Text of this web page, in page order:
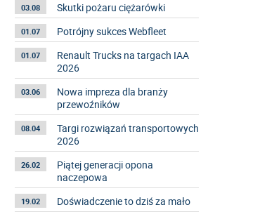
03.08 Skutki pożaru ciężarówki
01.07 Potrójny sukces Webfleet
01.07
Renault Trucks na targach IAA
2026
03.06
Nowa impreza dla branży
przewoźników
08.04
Targi rozwiązań transportowych
2026
26.02
Piątej generacji opona
naczepowa
19.02 Doświadczenie to dziś za mało